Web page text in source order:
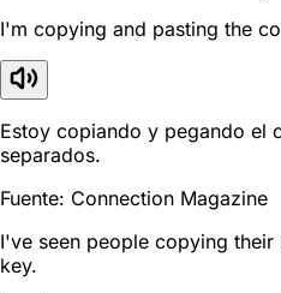
I'm copying and pasting the
Estoy copiando y pegando el
separados.
Fuente: Connection Magazine
I've seen people copying
key.